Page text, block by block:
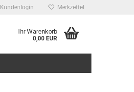
Kundenlogin Merkzettel
Ihr Warenkorb
0,00 EUR